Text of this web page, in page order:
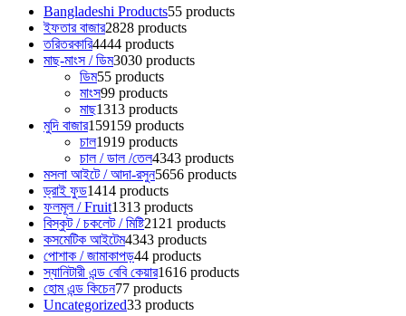
Bangladeshi Products55 products
ইফতার বাজার2828 products
তরিতরকারি4444 products
মাছ-মাংস / ডিম3030 products
ডিম55 products
মাংস99 products
মাছ1313 products
মুদি বাজার159159 products
চাল1919 products
চাল / ডাল /তেল4343 products
মসলা আইটে / আদা-রসুন5656 products
ড্রাই ফুড1414 products
ফলমূল / Fruit1313 products
বিস্কুট / চকলেট / মিষ্টি21 21 products
কসমেটিক আইটেম4343 products
পোশাক / জামাকাপড়44 products
স্যানিটারী এন্ড বেবি কেয়ার1616 products
হোম এন্ড কিচেন77 products
Uncategorized33 products